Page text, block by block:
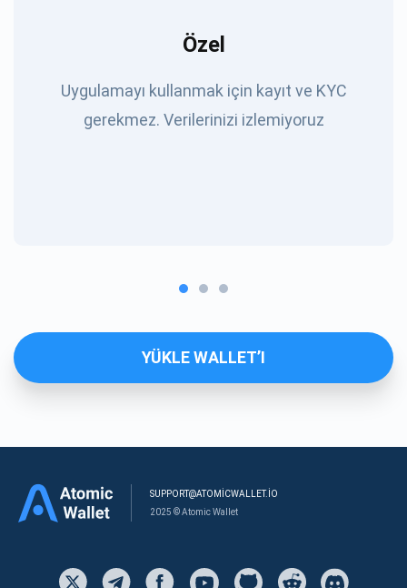
Özel
Uygulamayı kullanmak için kayıt ve KYC
gerekmez. Verilerinizi izlemiyoruz
YÜKLE WALLET’I
SUPPORT@ATOMICWALLET.IO
2025 © Atomic Wallet